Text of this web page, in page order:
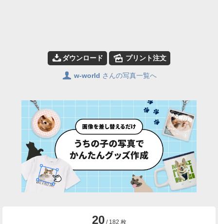
📥ダウンロード 🌄 プリント注文
👤 w-world さんの写真一覧へ
20 / 182 枚